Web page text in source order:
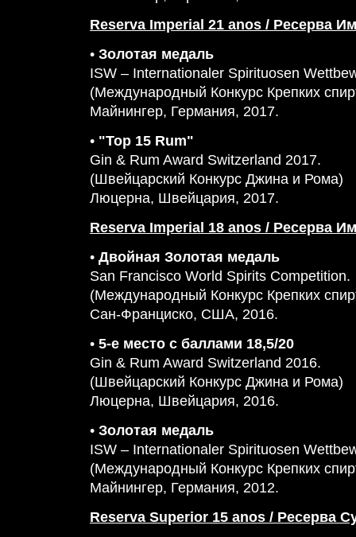
Reserva Imperial 21 anos / Ресерва
• Золотая медаль
ISW – Internationaler Spirituosen
(Международный Конкурс Крепких
Майнингер, Германия, 2017.
• "Top 15 Rum"
Gin & Rum Award Switzerland 2017.
(Швейцарский Конкурс Джина и Рома)
Люцерна, Швейцария, 2017.
Reserva Imperial 18 anos / Ресерва
• Двойная Золотая медаль
San Francisco World Spirits Competition.
(Международный Конкурс Крепких
Сан-Франциско, США, 2016.
• 5-е место с баллами 18,5/20
Gin & Rum Award Switzerland 2016.
(Швейцарский Конкурс Джина и Рома)
Люцерна, Швейцария, 2016.
• Золотая медаль
ISW – Internationaler Spirituosen
(Международный Конкурс Крепких
Майнингер, Германия, 2012.
Reserva Superior 15 anos / Ресерва